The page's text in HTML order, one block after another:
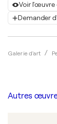
Voir l'œuvre
Demander
Galerie d'art
Autres